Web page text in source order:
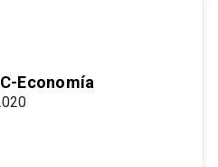
Economía